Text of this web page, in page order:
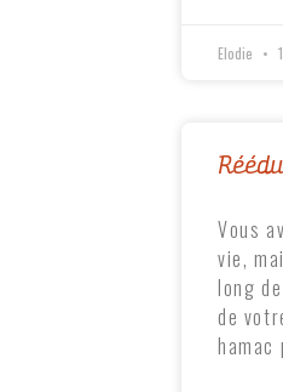
Elodie
Vous
vie,
long
de
hamac